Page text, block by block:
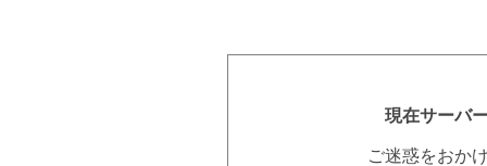
現在サーバ
ご迷惑をおか